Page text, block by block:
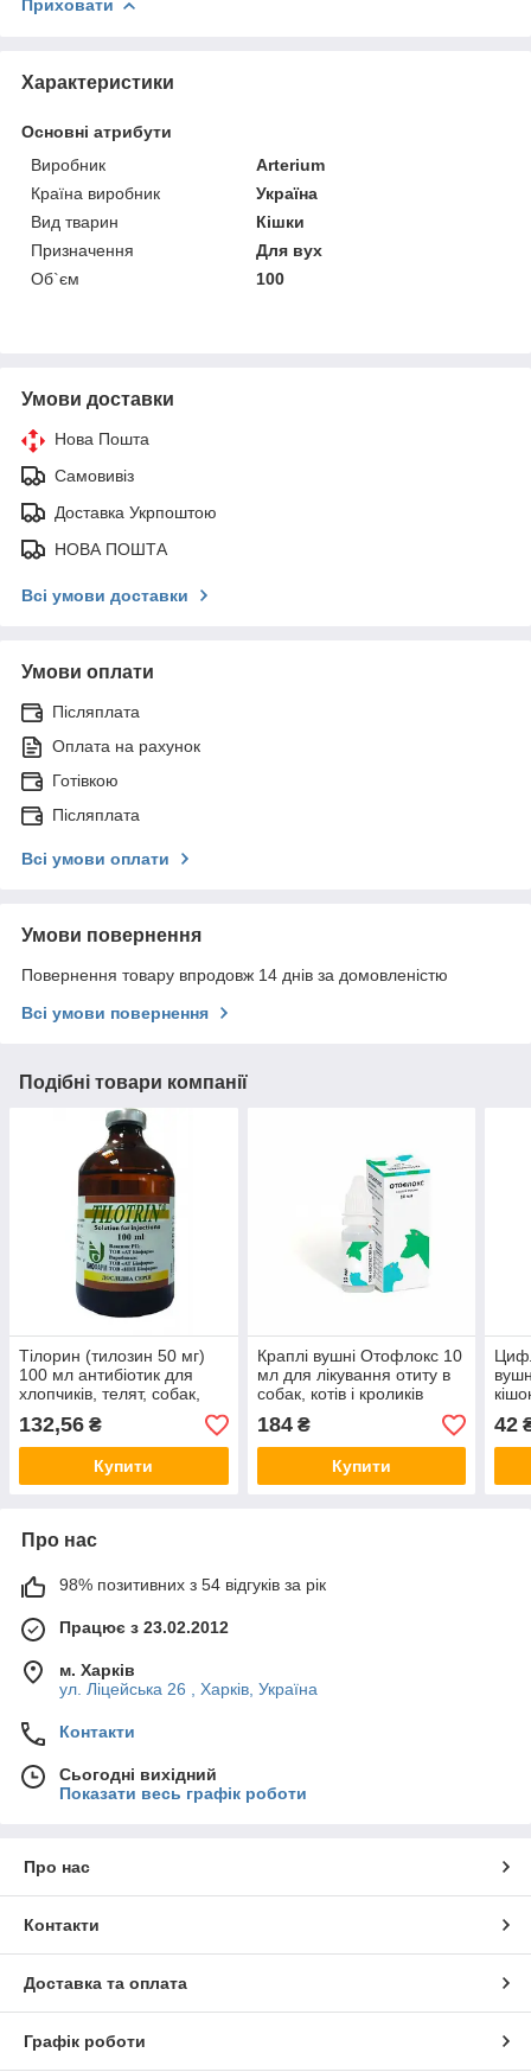
Приховати
Характеристики
Основні атрибути
Виробник
Arterium
Країна виробник
Україна
Вид тварин
Кішки
Призначення
Для вух
Об`єм
100
Умови доставки
Нова Пошта
Самовивіз
Доставка Укрпоштою
НОВА ПОШТА
Всі умови доставки
Умови оплати
Післяплата
Оплата на рахунок
Готівкою
Післяплата
Всі умови оплати
Умови повернення
Повернення товару впродовж 14 днів за домовленістю
Всі умови повернення
Подібні товари компанії
Тілорин (тилозин 50 мг)
100 мл антибіотик для
хлопчиків, телят, собак,
кішок, кроликів, овець і коз
132,56 ₴
Купити
Краплі вушні Отофлокс 10
мл для лікування отиту в
собак, котів і кроликів
184₴
Купити
і
42
Про нас
98% позитивних з 54 відгуків за рік
Працює з 23.02.2012
м. Харків
ул. Ліцейська 26 , Харків, Україна
Контакти
Сьогодні вихідний
Показати весь графік роботи
Про нас
Контакти
Доставка та оплата
Графік роботи